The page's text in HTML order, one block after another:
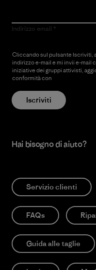
Indirizzo email
Cliccando sul pulsante Iscriviti,
indirizzo e-mail e mi invii e-mail
iniziative dei gruppi attivisti,
conformità con
Iscriviti
Hai bisogno di aiuto?
Servizio clienti
FAQs
Guida alle taglie